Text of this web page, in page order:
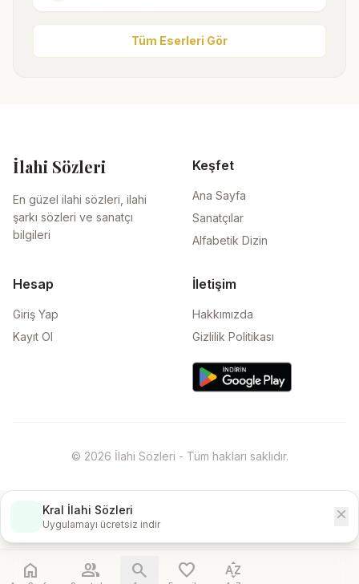
Tüm Eserleri Gör
İlahi Sözleri
En güzel ilahi sözleri, ilahi
şarkı sözleri ve sanatçı
bilgileri
Keşfet
Ana Sayfa
Sanatçılar
Alfabetik Dizin
Hesap
Giriş Yap
Kayıt Ol
İletişim
Hakkımızda
Gizlilik Politikası
© 2026 İlahi Sözleri - Tüm hakları saklıdır.
Kral İlahi Sözleri
Uygulamayı ücretsiz indir
close
home people search favorite sort_by_alpha